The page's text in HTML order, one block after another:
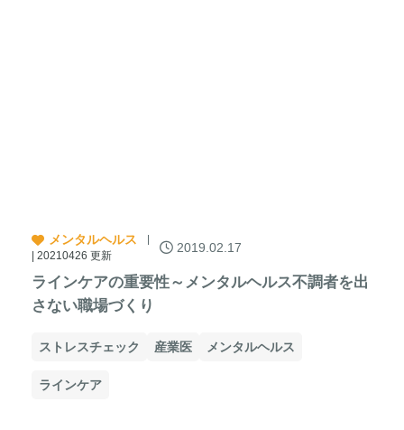
メンタルヘルス
| 20210426 更新
2019.02.17
ラインケアの重要性～メンタルヘルス不調者を出
さない職場づくり
ストレスチェック 産業医 メンタルヘルス
ラインケア